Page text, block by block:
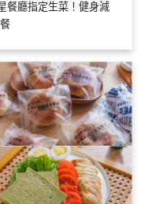
餐廳指定生菜！健身減